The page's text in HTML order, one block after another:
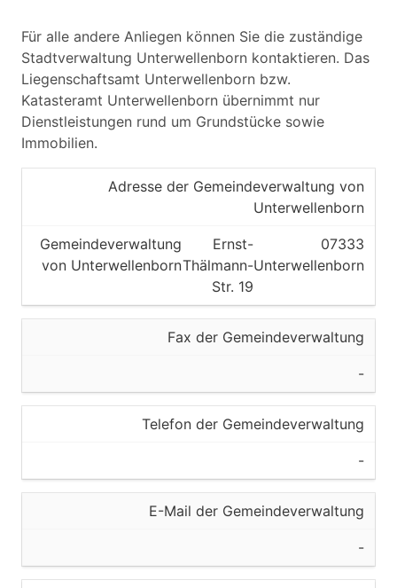
Für alle andere Anliegen können Sie die zuständige
Stadtverwaltung Unterwellenborn kontaktieren. Das
Liegenschaftsamt Unterwellenborn bzw.
Katasteramt Unterwellenborn übernimmt nur
Dienstleistungen rund um Grundstücke sowie
Immobilien.
Adresse der Gemeindeverwaltung von
Unterwellenborn
Gemeindeverwaltung
von Unterwellenborn
Ernst-
Thälmann-
Str. 19
07333
Unterwellenborn
Fax der Gemeindeverwaltung
-
Telefon der Gemeindeverwaltung
-
E-Mail der Gemeindeverwaltung
-